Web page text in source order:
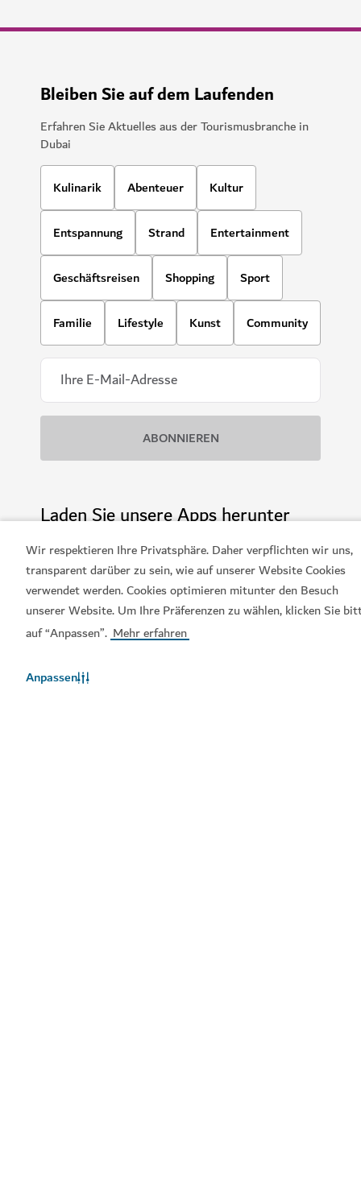
Wir respektieren Ihre Privatsphäre. Daher verpflichten wir uns,
transparent darüber zu sein, wie auf unserer Website Cookies
verwendet werden. Cookies optimieren mitunter den Besuch
unserer Website. Um Ihre Präferenzen zu wählen, klicken Sie
auf “Anpassen”. Mehr erfahren
Anpassen
Bleiben Sie auf dem Laufenden
Erfahren Sie Aktuelles aus der Tourismusbranche in
Dubai
Kulinarik Abenteuer Kultur
Entspannung Strand Entertainment
Geschäftsreisen Shopping Sport
Familie Lifestyle Kunst Community
Laden Sie unsere Apps herunter
Visit-Dubai-App Dubai-Calendar-App